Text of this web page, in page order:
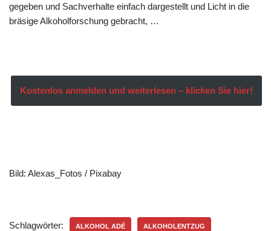
gegeben und Sachverhalte einfach dargestellt und Licht in die
bräsige Alkoholforschung gebracht, …
Kostenlos anmelden und weiterlesen – klicken Sie hier!
Bild: Alexas_Fotos / Pixabay
Schlagwörter: ALKOHOL ADÉ ALKOHOLENTZUG